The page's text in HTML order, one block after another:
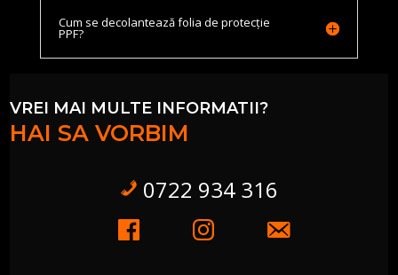
Cum se decolantează folia de protecție
PPF?
VREI MAI MULTE INFORMATII?
HAI SA VORBIM
0722 934 316